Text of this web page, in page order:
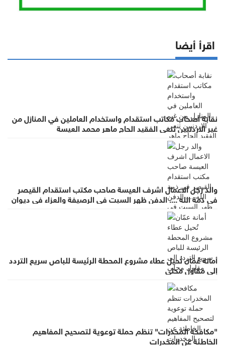
اقرأ أيضا
نقابة أصحاب مكاتب استقدام واستخدام العاملين في المنازل من
غير الاردنيين تنعى الفقيد الحاج ماهر محمد العيسة
والد رجل الاعمال اشرف العيسة صاحب مكتب استقدام القيصر
في ذمة الله .... الدفن ظهر السبت في الرصيفة والعزاء في ديوان
صانور بحي الرشيد
أمانة عمّان تُحيل عطاء مشروع المحطة الرئيسة للباص سريع التردد
إلى مقاول محلي
"مكافحة المخدرات" تنظم حملة توعوية لتصحيح المفاهيم
الخاطئة عن المخدرات